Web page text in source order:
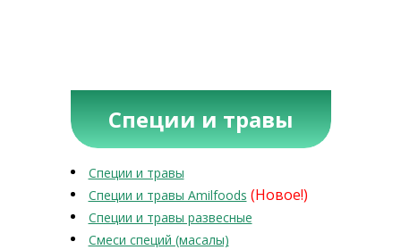
Специи и травы
Специи и травы
Специи и травы Amilfoods (Новое!)
Специи и травы развесные
Смеси специй (масалы)